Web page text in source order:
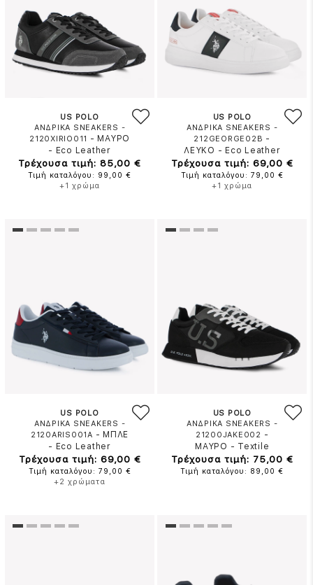
US POLO
ΑΝΔΡΙΚΑ SNEAKERS -
2120XIRIO011 - ΜΑΥΡΟ
- Eco Leather
Τρέχουσα τιμή: 85,00 €
Τιμή καταλόγου: 99,00 €
+1 χρώμα
US POLO
ΑΝΔΡΙΚΑ SNEAKERS -
212GEORGE02B -
ΛΕΥΚΟ - Eco Leather
Τρέχουσα τιμή: 69,00 €
Τιμή καταλόγου: 79,00 €
+1 χρώμα
US POLO
ΑΝΔΡΙΚΑ SNEAKERS -
2120ARIS001A - ΜΠΛΕ
- Eco Leather
Τρέχουσα τιμή: 69,00 €
Τιμή καταλόγου: 79,00 €
+2 χρώματα
US POLO
ΑΝΔΡΙΚΑ SNEAKERS -
21200JAKE002 -
ΜΑΥΡΟ - Textile
Τρέχουσα τιμή: 75,00 €
Τιμή καταλόγου: 89,00 €